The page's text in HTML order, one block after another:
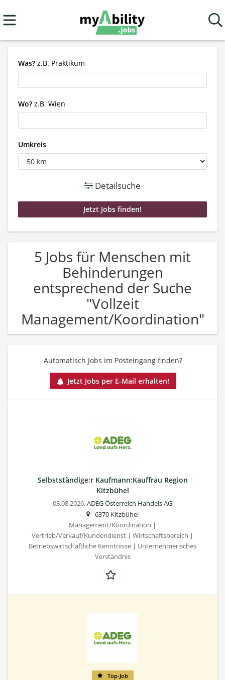
Was? z.B. Praktikum
Wo? z.B. Wien
Umkreis
Detailsuche
5 Jobs für Menschen mit
Behinderungen
entsprechend der Suche
"Vollzeit
Management/Koordination"
Automatisch Jobs im Posteingang finden?
Jetzt Jobs per E-Mail erhalten!
Selbstständige:r Kaufmann:Kauffrau Region
Kitzbühel
03.08.2026,ADEG Österreich Handels AG
6370 Kitzbühel
Management/Koordination |
Vertrieb/Verkauf/Kundendienst | Wirtschaftsbereich |
Betriebswirtschaftliche Kenntnisse | Unternehmerisches
Verständnis
Top-Job